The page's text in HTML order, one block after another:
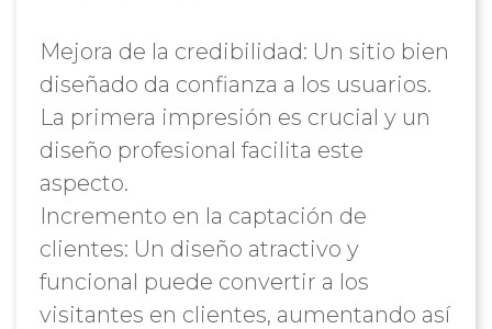
Mejora de la credibilidad: Un sitio bien
diseñado da confianza a los usuarios.
La primera impresión es crucial y un
diseño profesional facilita este
aspecto.
Incremento en la captación de
clientes: Un diseño atractivo y
funcional puede convertir a los
visitantes en clientes, aumentando así